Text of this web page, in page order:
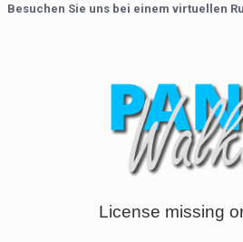
Besuchen Sie uns bei einem virtuellen